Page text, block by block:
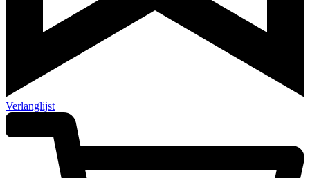
Verlanglijst